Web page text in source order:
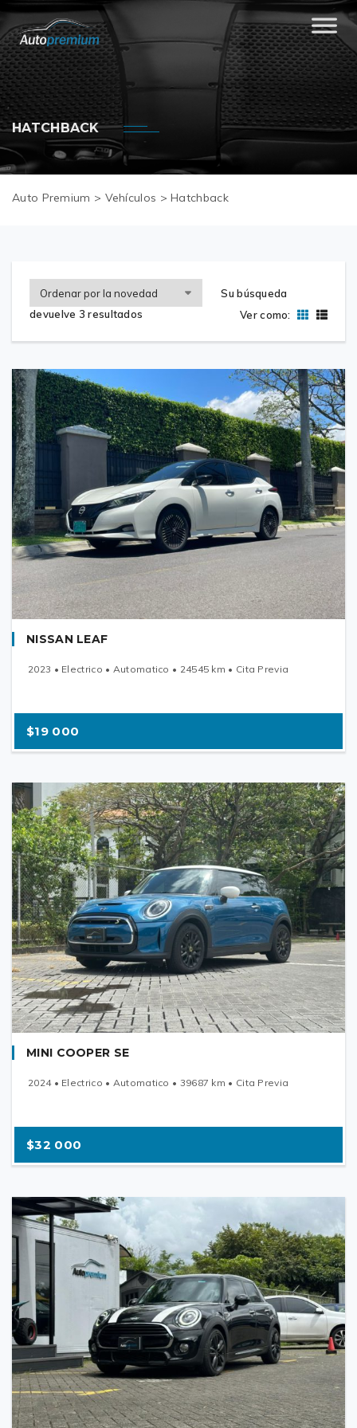
HATCHBACK
Auto Premium > Vehículos >Hatchback
Su búsqueda
devuelve 3 resultados
Ver como:
NISSAN LEAF
2023 • Electrico • Automatico • 24545 km • Cita Previa
$19 000
MINI COOPER SE
2024 • Electrico • Automatico • 39687 km • Cita Previa
$32 000